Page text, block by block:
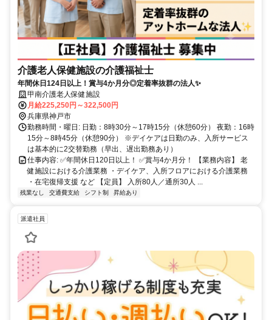
介護老人保健施設の介護福祉士
年間休日124日以上！賞与4か月分◎定着率抜群の法人✨
甲南介護老人保健施設
月給225,250円～322,500円
兵庫県神戸市
勤務時間・曜日: 日勤：8時30分～17時15分（休憩60分） 夜勤：16時
15分～8時45分（休憩90分） ※デイケアは日勤のみ、入所サービス
は基本的に2交替勤務（早出、遅出勤務あり）
仕事内容: ✅年間休日120日以上！ ✅賞与4か月分！ 【業務内容】 老
健施設における介護業務 ・デイケア、入所フロアにおける介護業務
・在宅復帰支援 など 【定員】 入所80人／通所30人 ...
残業なし 交通費支給 シフト制 昇給あり
派遣社員